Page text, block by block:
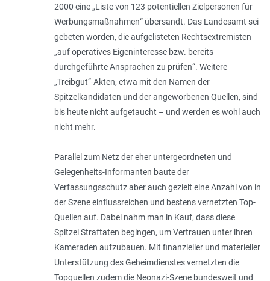
2000 eine „Liste von 123 potentiellen Zielpersonen für
Werbungsmaßnahmen“ übersandt. Das Landesamt sei
gebeten worden, die aufgelisteten Rechtsextremisten
„auf operatives Eigeninteresse bzw. bereits
durchgeführte Ansprachen zu prüfen“. Weitere
„Treibgut“-Akten, etwa mit den Namen der
Spitzelkandidaten und der angeworbenen Quellen, sind
bis heute nicht aufgetaucht – und werden es wohl auch
nicht mehr.
Parallel zum Netz der eher untergeordneten und
Gelegenheits-Informanten baute der
Verfassungsschutz aber auch gezielt eine Anzahl von in
der Szene einflussreichen und bestens vernetzten Top-
Quellen auf. Dabei nahm man in Kauf, dass diese
Spitzel Straftaten begingen, um Vertrauen unter ihren
Kameraden aufzubauen. Mit finanzieller und materieller
Unterstützung des Geheimdienstes vernetzten die
Topquellen zudem die Neonazi-Szene bundesweit und